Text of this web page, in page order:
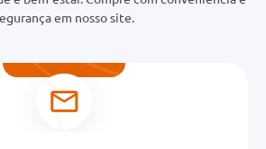
em nosso site.